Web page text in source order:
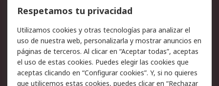
Cómo realizar pedidos
Devoluciones
Facturación y pago
Ofertas
Soporte técnico
Legal
Aviso legal
Política de privacidad -
Respetamos tu privacidad
Utilizamos cookies y otras tecnologías para analizar el
uso de nuestra web, personalizarla y mostrar anuncios en
páginas de terceros. Al clicar en “Aceptar todas”, aceptas
el uso de estas cookies. Puedes elegir las cookies que
aceptas clicando en “Configurar cookies”. Y, si no quieres
que utilicemos estas cookies, puedes clicar en “Rechazar